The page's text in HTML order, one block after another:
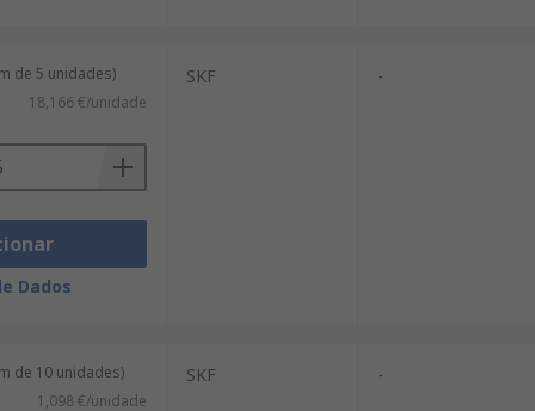
de 5 unidades)
18,166 €/unidade
Dados
SKF -
de 10 unidades)
1,098 €/unidade
SKF -